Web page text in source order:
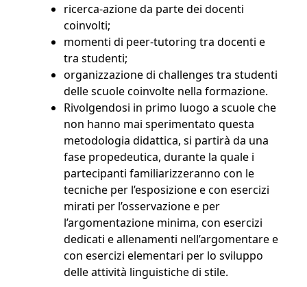
ricerca-azione da parte dei docenti
coinvolti;
momenti di peer-tutoring tra docenti e
tra studenti;
organizzazione di challenges tra studenti
delle scuole coinvolte nella formazione.
Rivolgendosi in primo luogo a scuole che
non hanno mai sperimentato questa
metodologia didattica, si partirà da una
fase propedeutica, durante la quale i
partecipanti familiarizzeranno con le
tecniche per l’esposizione e con esercizi
mirati per l’osservazione e per
l’argomentazione minima, con esercizi
dedicati e allenamenti nell’argomentare e
con esercizi elementari per lo sviluppo
delle attività linguistiche di stile.